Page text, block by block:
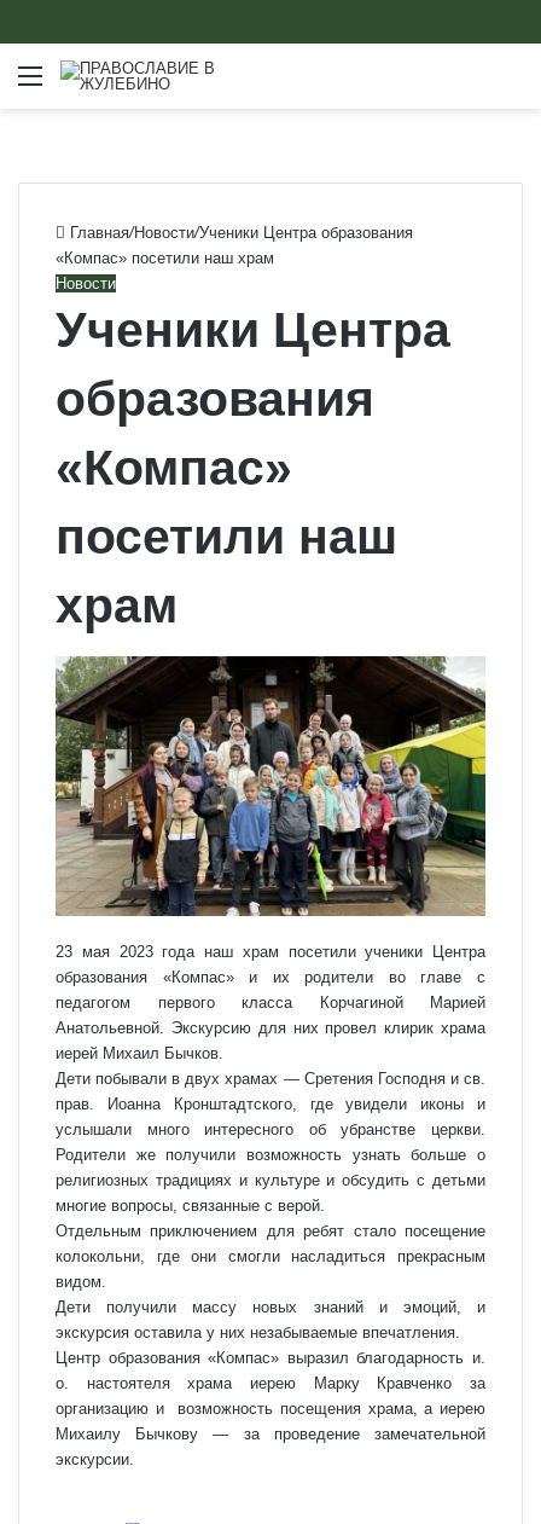
Меню
Главная/Новости/Ученики Центра образования
«Компас» посетили наш храм
Новости
Ученики Центра
образования
«Компас»
посетили наш
храм
23 мая 2023 года наш храм посетили ученики Центра
образования «Компас» и их родители во главе с
педагогом первого класса Корчагиной Марией
Анатольевной. Экскурсию для них провел клирик храма
иерей Михаил Бычков.
Дети побывали в двух храмах — Сретения Господня и св.
прав. Иоанна Кронштадтского, где увидели иконы и
услышали много интересного об убранстве церкви.
Родители же получили возможность узнать больше о
религиозных традициях и культуре и обсудить с детьми
многие вопросы, связанные с верой.
Отдельным приключением для ребят стало посещение
колокольни, где они смогли насладиться прекрасным
видом.
Дети получили массу новых знаний и эмоций, и
экскурсия оставила у них незабываемые впечатления.
Центр образования «Компас» выразил благодарность и.
о. настоятеля храма иерею Марку Кравченко за
организацию и
возможность посещения храма, а иерею
Михаилу Бычкову — за проведение замечательной
экскурсии.